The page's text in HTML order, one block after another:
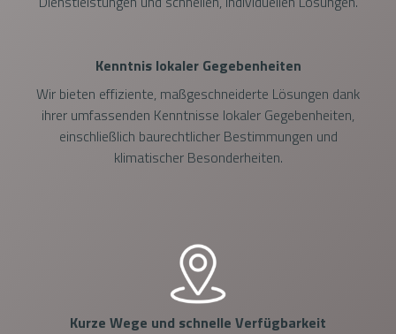
Kenntnis lokaler Gegebenheiten
Wir bieten effiziente, maßgeschneiderte Lösungen dank
ihrer umfassenden Kenntnisse lokaler Gegebenheiten,
einschließlich baurechtlicher Bestimmungen und
klimatischer Besonderheiten.
Kurze Wege und schnelle Verfügbarkeit